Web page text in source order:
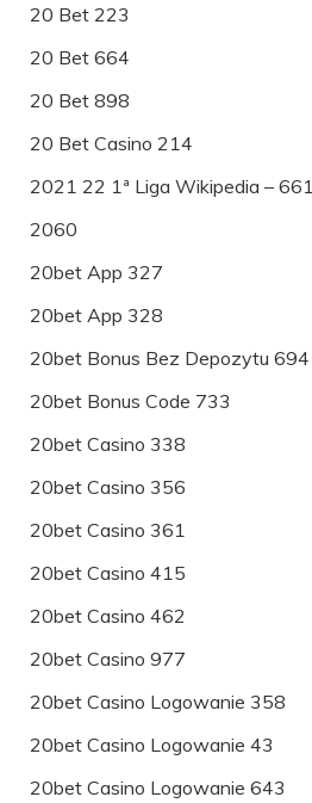
20 Bet 223
20 Bet 664
20 Bet 898
20 Bet Casino 214
2021 22 1ª Liga Wikipedia – 661
2060
20bet App 327
20bet App 328
20bet Bonus Bez Depozytu 694
20bet Bonus Code 733
20bet Casino 338
20bet Casino 356
20bet Casino 361
20bet Casino 415
20bet Casino 462
20bet Casino 977
20bet Casino Logowanie 358
20bet Casino Logowanie 43
20bet Casino Logowanie 643